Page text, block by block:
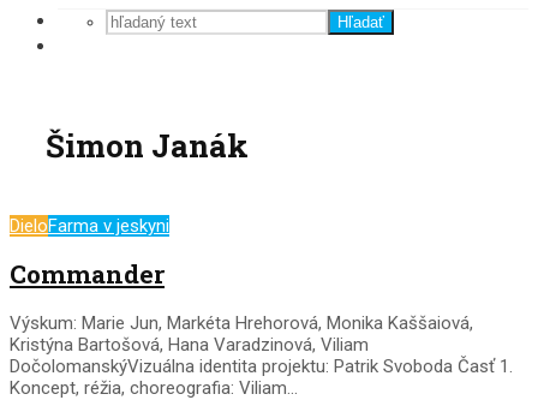
Hľadať
Šimon Janák
DieloFarma v jeskyni
Commander
Výskum: Marie Jun, Markéta Hrehorová, Monika Kaššaiová,
Kristýna Bartošová, Hana Varadzinová, Viliam
DočolomanskýVizuálna identita projektu: Patrik Svoboda Časť 1.
Koncept, réžia, choreografia: Viliam...